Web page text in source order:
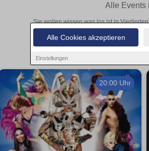
Alle Cookies akzeptieren
Einstellungen
Alle Events
Sie wollen wissen was los ist in
Theateraufführungen oder
20:00 Uhr